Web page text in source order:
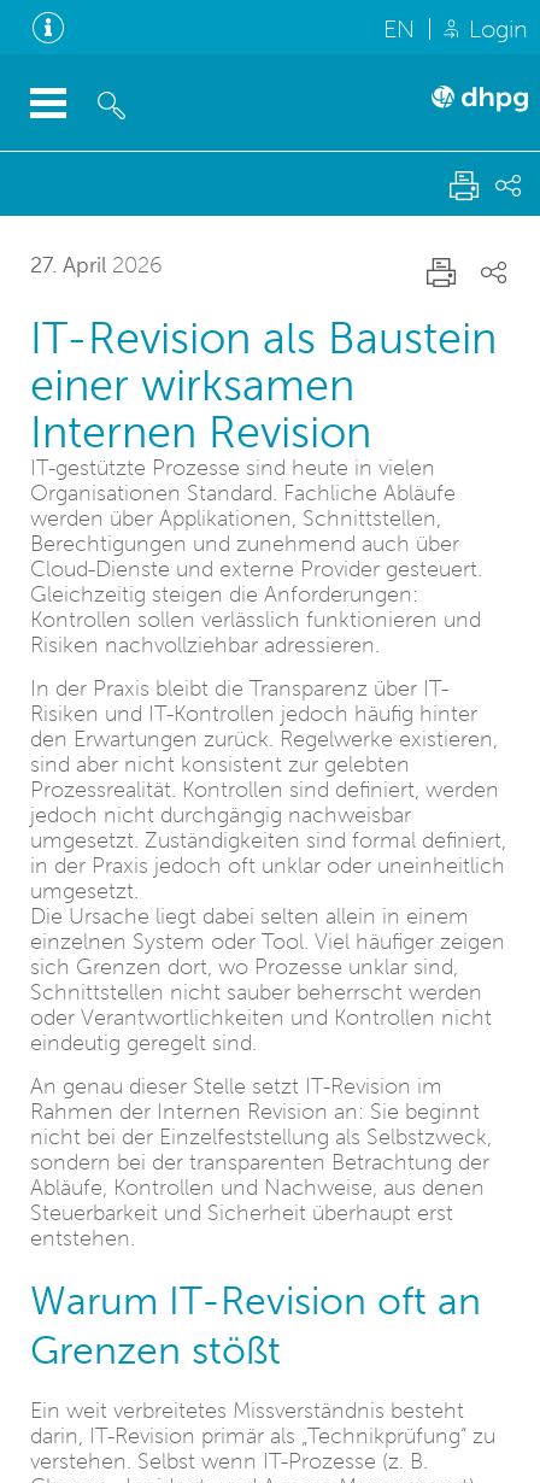
EN Login
27. April 2026
IT-Revision als Baustein
einer wirksamen
Internen Revision
IT-gestützte Prozesse sind heute in vielen
Organisationen Standard. Fachliche Abläufe
werden über Applikationen, Schnittstellen,
Berechtigungen und zunehmend auch über
Cloud-Dienste und externe Provider gesteuert.
Gleichzeitig steigen die Anforderungen:
Kontrollen sollen verlässlich funktionieren und
Risiken nachvollziehbar adressieren.
In der Praxis bleibt die Transparenz über IT-
Risiken und IT-Kontrollen jedoch häufig hinter
den Erwartungen zurück. Regelwerke existieren,
sind aber nicht konsistent zur gelebten
Prozessrealität. Kontrollen sind definiert, werden
jedoch nicht durchgängig nachweisbar
umgesetzt. Zuständigkeiten sind formal definiert,
in der Praxis jedoch oft unklar oder uneinheitlich
umgesetzt.
Die Ursache liegt dabei selten allein in einem
einzelnen System oder Tool. Viel häufiger zeigen
sich Grenzen dort, wo Prozesse unklar sind,
Schnittstellen nicht sauber beherrscht werden
oder Verantwortlichkeiten und Kontrollen nicht
eindeutig geregelt sind.
An genau dieser Stelle setzt IT-Revision im
Rahmen der Internen Revision an: Sie beginnt
nicht bei der Einzelfeststellung als Selbstzweck,
sondern bei der transparenten Betrachtung der
Abläufe, Kontrollen und Nachweise, aus denen
Steuerbarkeit und Sicherheit überhaupt erst
entstehen.
Warum IT-Revision oft an
Grenzen stößt
Ein weit verbreitetes Missverständnis besteht
darin, IT-Revision primär als „Technikprüfung“ zu
verstehen. Selbst wenn IT-Prozesse (z. B.